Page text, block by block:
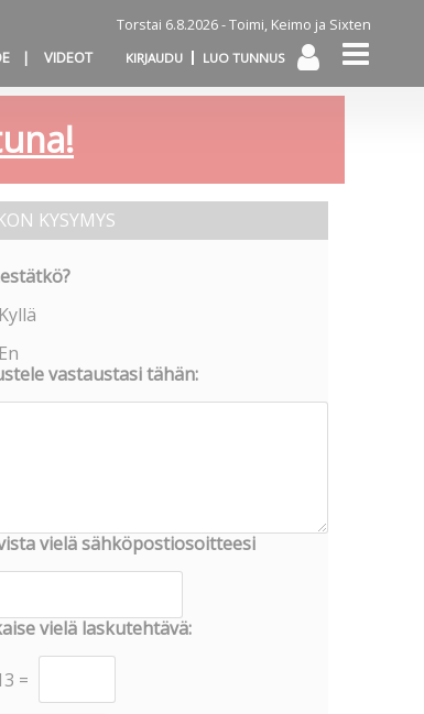
Torstai 6.8.2026 -Toimi, Keimo ja Sixten
VIDEOT KIRJAUDU LUO TUNNUS
KYSYMYS
Kyllä
En
vastaustasi tähän:
vielä sähköpostiosoitteesi
vielä laskutehtävä:
=